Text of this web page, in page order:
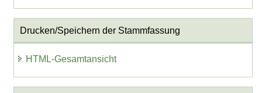
Drucken/Speichern der Stammfassung
HTML-Gesamtansicht